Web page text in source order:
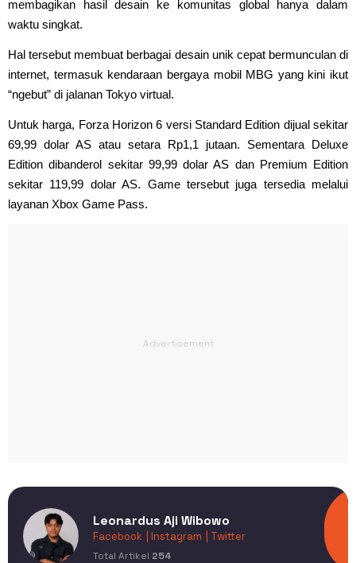
membagikan hasil desain ke komunitas global hanya dalam
waktu singkat.
Hal tersebut membuat berbagai desain unik cepat bermunculan di
internet, termasuk kendaraan bergaya mobil MBG yang kini ikut
“ngebut” di jalanan Tokyo virtual.
Untuk harga, Forza Horizon 6 versi Standard Edition dijual sekitar
69,99 dolar AS atau setara Rp1,1 jutaan. Sementara Deluxe
Edition dibanderol sekitar 99,99 dolar AS dan Premium Edition
sekitar 119,99 dolar AS. Game tersebut juga tersedia melalui
layanan Xbox Game Pass.
Leonardus Aji Wibowo
Facebook | Instagram | Twitter
Total Artikel 254